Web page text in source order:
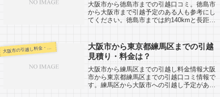
大阪市から徳島市までの引越口コミ。徳島市
から大阪市まで引越予定のある人も参考にし
てください。徳島市までは約140kmと長距離
でしょう。引越し業者さんから見積りを...
大 阪市の引越し料金・代金相場・見積り情報
大阪市から東京都練馬区までの引越
見積り・料金は？
大阪市から練馬区までの引越し料金情報大阪
市から東京都練馬区までの引越口コミ情報で
す。練馬区から大阪市への引越し予定がある